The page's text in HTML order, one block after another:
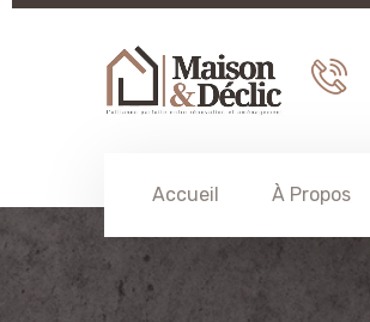
Accueil À Propos